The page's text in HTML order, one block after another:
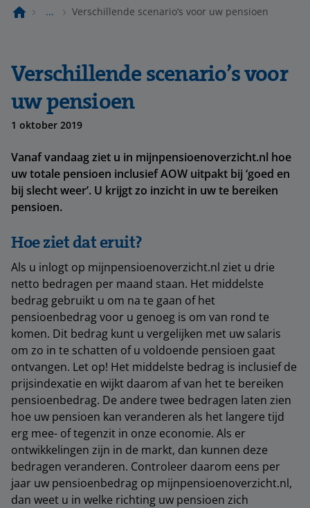
... Verschillende scenario’s voor uw pensioen
Verschillende scenario’s voor
uw pensioen
1 oktober 2019
Vanaf vandaag ziet u in mijnpensioenoverzicht.nl hoe
uw totale pensioen inclusief AOW uitpakt bij ‘goed en
bij slecht weer’. U krijgt zo inzicht in uw te bereiken
pensioen.
Hoe ziet dat eruit?
Als u inlogt op mijnpensioenoverzicht.nl ziet u drie
netto bedragen per maand staan. Het middelste
bedrag gebruikt u om na te gaan of het
pensioenbedrag voor u genoeg is om van rond te
komen. Dit bedrag kunt u vergelijken met uw salaris
om zo in te schatten of u voldoende pensioen gaat
ontvangen. Let op! Het middelste bedrag is inclusief de
prijsindexatie en wijkt daarom af van het te bereiken
pensioenbedrag. De andere twee bedragen laten zien
hoe uw pensioen kan veranderen als het langere tijd
erg mee- of tegenzit in onze economie. Als er
ontwikkelingen zijn in de markt, dan kunnen deze
bedragen veranderen. Controleer daarom eens per
jaar uw pensioenbedrag op mijnpensioenoverzicht.nl,
dan weet u in welke richting uw pensioen zich